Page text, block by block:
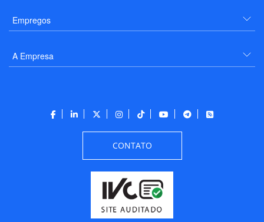
Empregos
A Empresa
CONTATO